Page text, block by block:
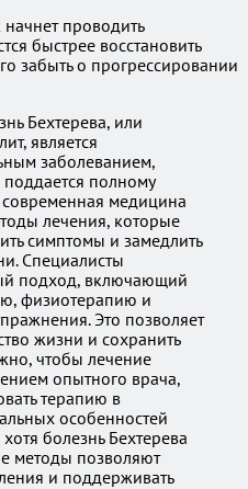
проводить
быстрее восстановить
забыть о прогрессировании
Бехтерева, или
является
заболеванием,
полному
медицина
лечения, которые
симптомы и замедлить
Специалисты
подход, включающий
физиотерапию и
Это позволяет
жизни и сохранить
чтобы лечение
опытного врача,
терапию в
особенностей
болезнь Бехтерева
методы позволяют
и поддерживать